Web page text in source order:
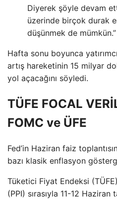
Diyerek şöyle devam
üzerinde birçok durak
düşünmek de mümkün.”
Hafta sonu boyunca
artış hareketinin 15 milyar
yol açacağını söyledi.
TÜFE FOCAL
FOMC ve ÜFE
Fed’in Haziran faiz
bazı klasik enflasyon
Tüketici Fiyat Endeksi
(PPI) sırasıyla 11-12